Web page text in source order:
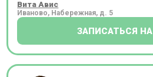
Вита Авис
Иваново, Набережная, д. 5
ЗАПИСАТЬСЯ